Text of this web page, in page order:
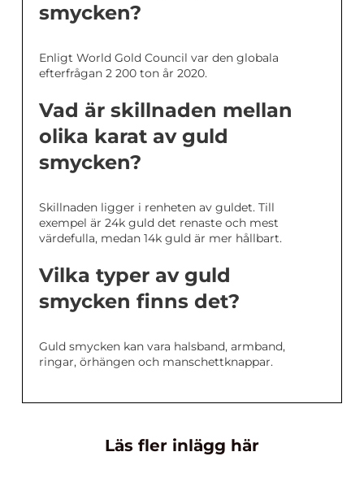
smycken?
Enligt World Gold Council var den globala
efterfrågan 2 200 ton år 2020.
Vad är skillnaden mellan
olika karat av guld
smycken?
Skillnaden ligger i renheten av guldet. Till
exempel är 24k guld det renaste och mest
värdefulla, medan 14k guld är mer hållbart.
Vilka typer av guld
smycken finns det?
Guld smycken kan vara halsband, armband,
ringar, örhängen och manschettknappar.
Läs fler inlägg här